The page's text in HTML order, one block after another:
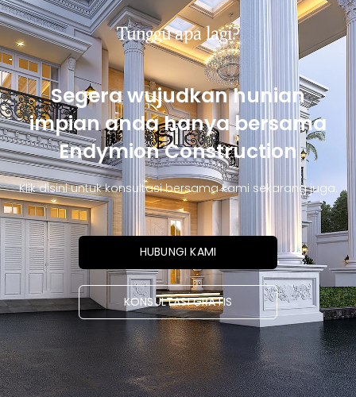
Tunggu apa lagi?
Segera wujudkan hunian
impian anda hanya bersama
Endymion Construction
Klik disini untuk konsultasi bersama kami sekarang juga.
HUBUNGI KAMI
KONSULTASI GRATIS